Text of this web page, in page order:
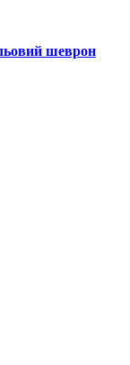
шеврон